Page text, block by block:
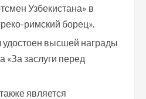
Узбекистана» в
римский борец».
удостоен высшей награды
«За заслуги перед
является